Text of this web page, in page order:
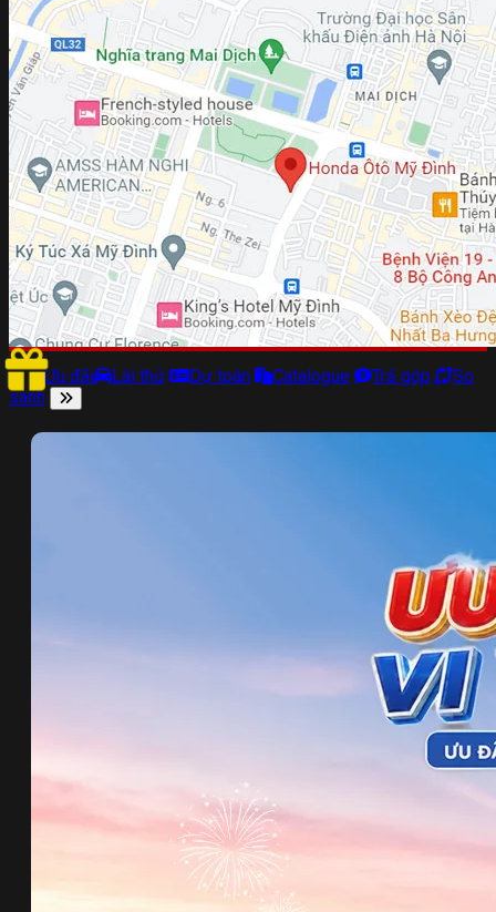
Ưu đãi Lái thử Dự toán Catalogue Trả góp
So
sánh